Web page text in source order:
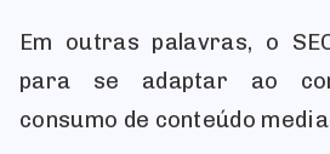
Em outras palavras, o
para se adaptar ao
consumo de conteúdo